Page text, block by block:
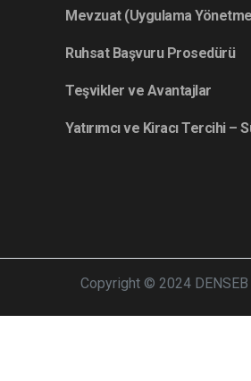
Mevzuat (Uygulama
Ruhsat Başvuru Prosedürü
Teşvikler ve Avantajlar
Yatırımcı ve Kiracı Tercihi –
Copyright © 2024 DENSEB